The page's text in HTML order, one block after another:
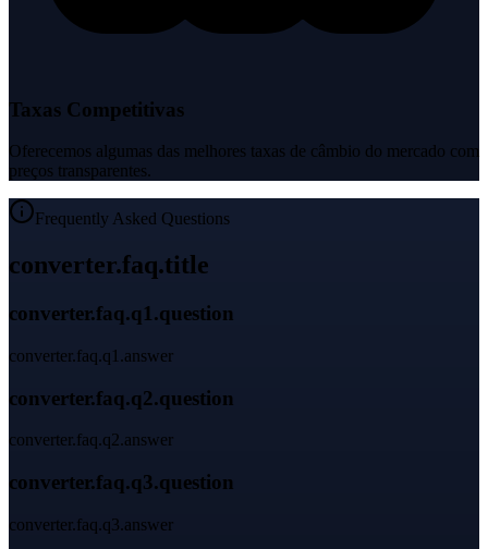
Taxas Competitivas
Oferecemos algumas das melhores taxas de câmbio do mercado com
preços transparentes.
Frequently Asked Questions
converter.faq.title
converter.faq.q1.question
converter.faq.q1.answer
converter.faq.q2.question
converter.faq.q2.answer
converter.faq.q3.question
converter.faq.q3.answer